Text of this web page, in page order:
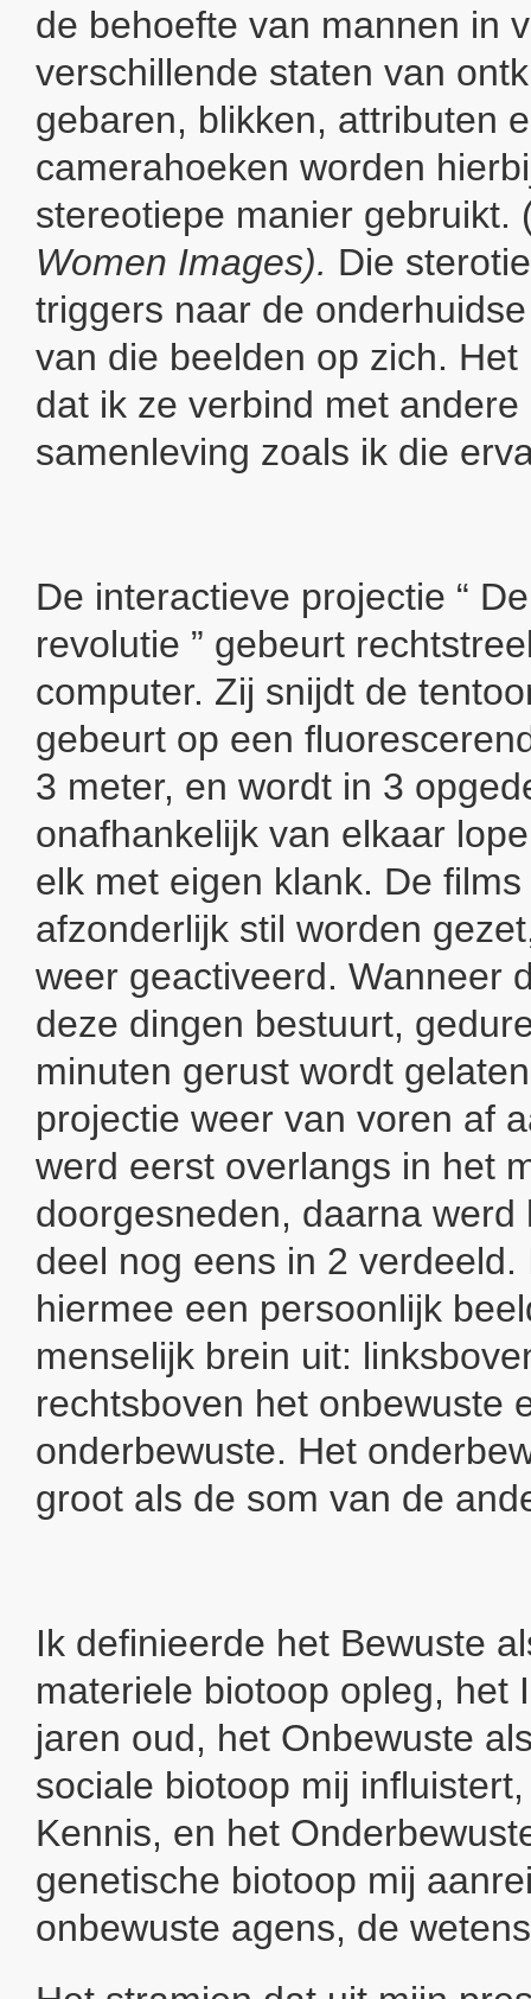
de behoefte van mannen in
verschillende staten van
gebaren, blikken, attributen
camerahoeken worden
stereotiepe manier gebruikt.
Women Images). Die
triggers naar de
van die beelden op zich.
dat ik ze verbind met
samenleving zoals ik die
De interactieve projectie “
revolutie ” gebeurt
computer. Zij snijdt de
gebeurt op een
3 meter, en wordt in 3
onafhankelijk van elkaar
elk met eigen klank. De
afzonderlijk stil worden
weer geactiveerd. Wanneer
deze dingen bestuurt,
minuten gerust wordt
projectie weer van voren af
werd eerst overlangs in het
doorgesneden, daarna werd
deel nog eens in 2 verdeeld.
hiermee een persoonlijk
menselijk brein uit:
rechtsboven het onbewuste
onderbewuste. Het
groot als de som van de
Ik definieerde het Bewuste
materiele biotoop opleg, het
jaren oud, het Onbewuste
sociale biotoop mij
Kennis, en het
genetische biotoop mij
onbewuste agens, de